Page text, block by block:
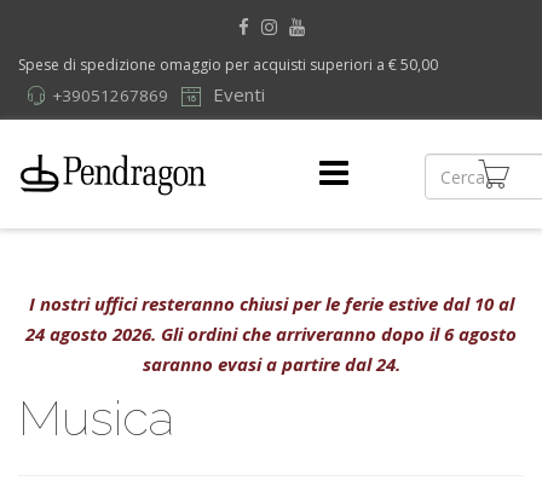
Spese di spedizione omaggio per acquisti superiori a € 50,00
Eventi
+39051267869
I nostri uffici resteranno chiusi per le ferie estive dal 10 al
24 agosto 2026. Gli ordini che arriveranno dopo il 6 agosto
saranno evasi a partire dal 24.
Musica